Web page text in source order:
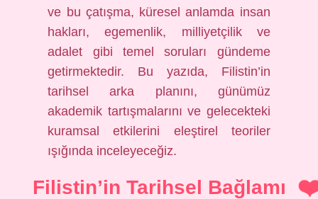
ve bu çatışma, küresel anlamda insan
hakları, egemenlik, milliyetçilik ve
adalet gibi temel soruları gündeme
getirmektedir. Bu yazıda, Filistin’in
tarihsel arka planını, günümüz
akademik tartışmalarını ve gelecekteki
kuramsal etkilerini eleştirel teoriler
ışığında inceleyeceğiz.
Filistin’in Tarihsel Bağlamı